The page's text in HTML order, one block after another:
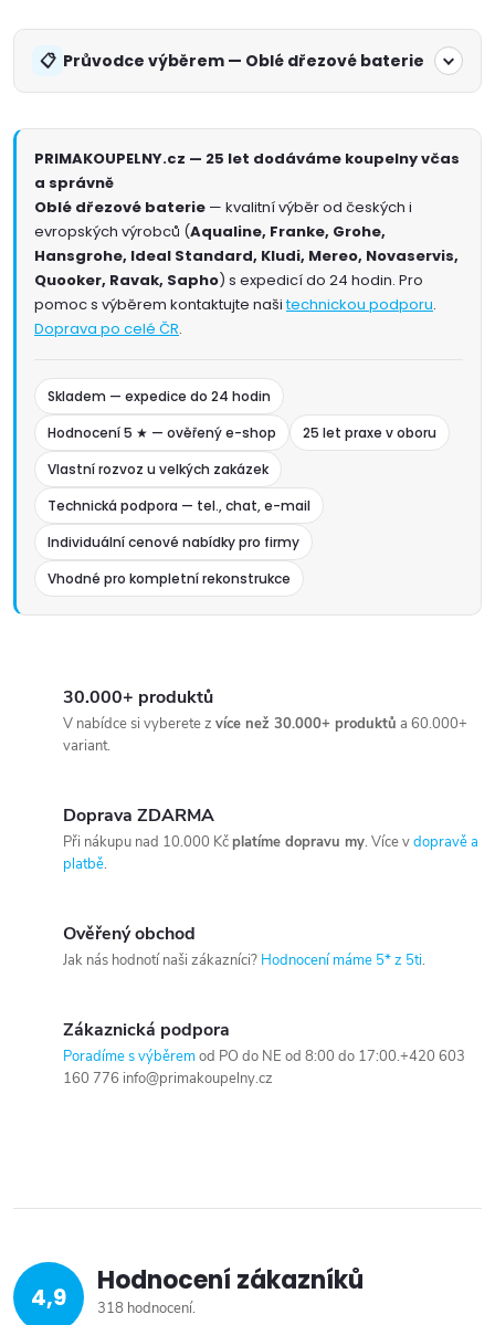
Průvodce výběrem — Oblé dřezové baterie
PRIMAKOUPELNY.cz — 25 let dodáváme koupelny včas
a správně
Oblé dřezové baterie — kvalitní výběr od českých i
evropských výrobců (Aqualine, Franke, Grohe,
Hansgrohe, Ideal Standard, Kludi, Mereo, Novaservis,
Quooker, Ravak, Sapho) s expedicí do 24 hodin. Pro
pomoc s výběrem kontaktujte našitechnickou podporu.
Doprava po celé ČR.
Skladem — expedice do 24 hodin
Hodnocení 5 ★ — ověřený e-shop
25 let praxe v oboru
Vlastní rozvoz u velkých zakázek
Technická podpora — tel., chat, e-mail
Individuální cenové nabídky pro firmy
Vhodné pro kompletní rekonstrukce
30.000+ produktů
V nabídce si vyberete z více než 30.000+ produktů a 60.000+
variant.
Doprava ZDARMA
Při nákupu nad 10.000 Kčplatíme dopravu my. Více vdopravě a
platbě.
Ověřený obchod
Jak nás hodnotí naši zákazníci? Hodnocení máme 5* z 5ti.
Zákaznická podpora
Poradíme s výběremod PO do NE od 8:00 do 17:00.+420 603
160 776 info@primakoupelny.cz
4,9 Hodnocení zákazníků
318 hodnocení